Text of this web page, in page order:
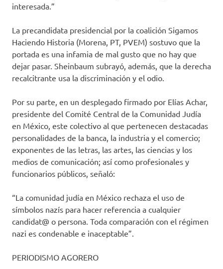
interesada.”
La precandidata presidencial por la coalición Sigamos
Haciendo Historia (Morena, PT, PVEM) sostuvo que la
portada es una infamia de mal gusto que no hay que
dejar pasar. Sheinbaum subrayó, además, que la derecha
recalcitrante usa la discriminación y el odio.
Por su parte, en un desplegado firmado por Elías Achar,
presidente del Comité Central de la Comunidad Judía
en México, este colectivo al que pertenecen destacadas
personalidades de la banca, la industria y el comercio;
exponentes de las letras, las artes, las ciencias y los
medios de comunicación; así como profesionales y
funcionarios públicos, señaló:
“La comunidad judía en México rechaza el uso de
símbolos nazís para hacer referencia a cualquier
candidat@ o persona. Toda comparación con el régimen
nazi es condenable e inaceptable”.
PERIODISMO AGORERO